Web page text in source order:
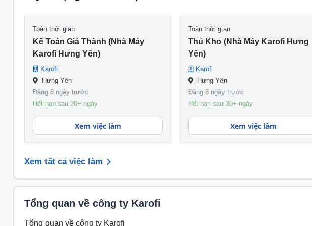
Toàn thời gian
Kế Toán Giá Thành (Nhà Máy
Karofi Hưng Yên)
Karofi
Hưng Yên
Đăng 8 ngày trước
Hết hạn sau 30+ ngày
Xem việc làm
Toàn thời gian
Thủ Kho (nhà Máy Karofi Hưng
Yên)
Karofi
Hưng Yên
Đăng 8 ngày trước
Hết hạn sau 30+ ngày
Xem việc làm
Xem tất cả việc làm
Tổng quan về công ty Karofi
Tổng quan về công ty Karofi